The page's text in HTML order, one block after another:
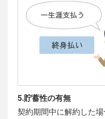
5.貯蓄性の有無
契約期間中に解約した